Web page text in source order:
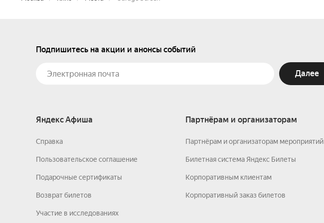
Подпишитесь на акции и анонсы событий
Далее
Яндекс Афиша
Справка
Пользовательское соглашение
Подарочные сертификаты
Возврат билетов
Участие в исследованиях
Партнёрам и организаторам
Партнёрам и организаторам мероприятий
Билетная система Яндекс Билеты
Корпоративным клиентам
Корпоративный заказ билетов